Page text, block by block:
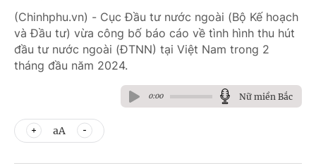
(Chinhphu.vn) - Cục Đầu tư nước ngoài (Bộ Kế hoạch
và Đầu tư) vừa công bố báo cáo về tình hình thu hút
đầu tư nước ngoài (ĐTNN) tại Việt Nam trong 2
tháng đầu năm 2024.
0:00 Nữ miền Bắc
aA